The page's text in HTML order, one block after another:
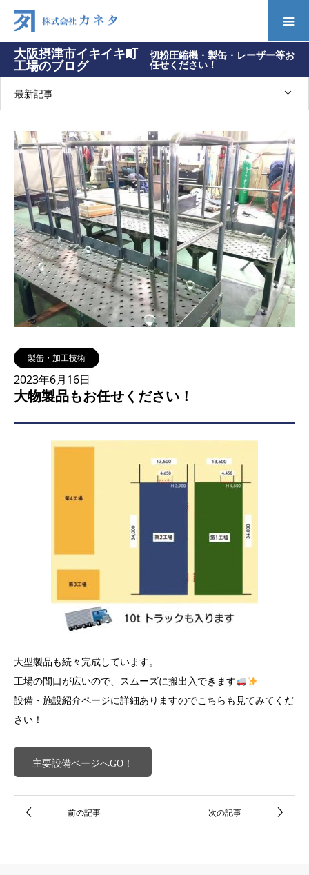
大阪摂津市イキイキ町
工場のブログ
切粉圧縮機・製缶・レーザー等お
任せください！
最新記事
製缶・加工技術
2023年6月16日
大物製品もお任せください！
大型製品も続々完成しています。
工場の間口が広いので、スムーズに搬出入できます
設備・施設紹介ページに詳細ありますのでこちらも見てみてくだ
さい！
主要設備ページへGO！